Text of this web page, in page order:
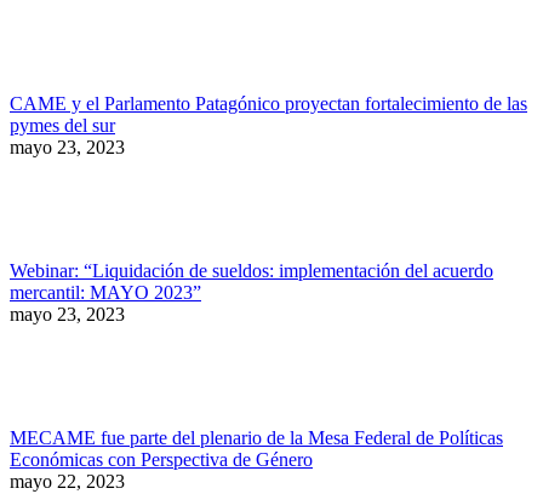
CAME y el Parlamento Patagónico proyectan fortalecimiento de las
pymes del sur
mayo 23, 2023
Webinar: “Liquidación de sueldos: implementación del acuerdo
mercantil: MAYO 2023”
mayo 23, 2023
MECAME fue parte del plenario de la Mesa Federal de Políticas
Económicas con Perspectiva de Género
mayo 22, 2023